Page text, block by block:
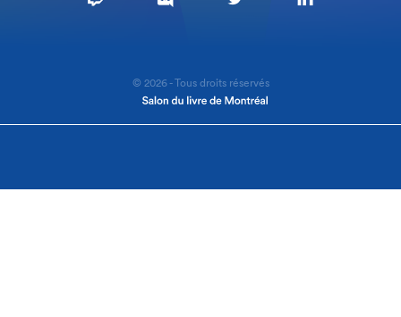
© 2026 - Tous droits réservés